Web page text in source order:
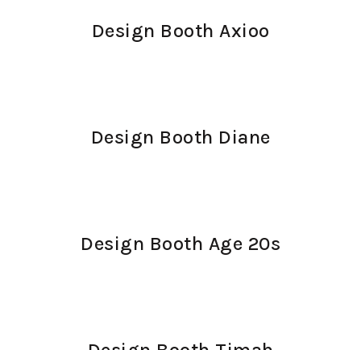
Design Booth Axioo
Design Booth Diane
Design Booth Age 20s